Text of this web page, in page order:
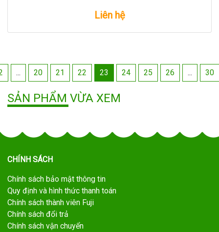
Liên hệ
... 20 21 22 23 24 25 26 ... 30
SẢN PHẨM VỪA XEM
CHÍNH SÁCH
Chính sách bảo mật thông tin
Quy định và hình thức thanh toán
Chính sách thành viên Fuji
Chính sách đổi trả
Chính sách vận chuyển